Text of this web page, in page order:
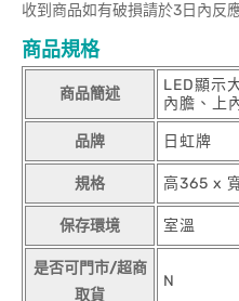
收到商品如有破損請於3日內反
商品規格
商品簡述
LED顯示
內膽、上
品牌 日虹牌
規格 高365 x
保存環境 室溫
是否可門市/超商
取貨
N